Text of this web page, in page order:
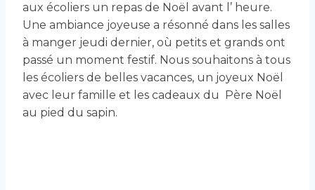
aux écoliers un repas de Noël avant l’ heure.
Une ambiance joyeuse a résonné dans les salles
à manger jeudi dernier, où petits et grands ont
passé un moment festif. Nous souhaitons à tous
les écoliers de belles vacances, un joyeux Noël
avec leur famille et les cadeaux du Père Noël
au pied du sapin.